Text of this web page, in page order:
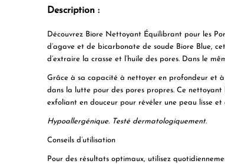
Description :
Découvrez Biore Nettoyant Équilibrant pour les
d’agave et de bicarbonate de soude Biore Blue,
d’extraire la crasse et l’huile des pores. Dans le
Grâce à sa capacité à nettoyer en profondeur et
dans la lutte pour des pores propres. Ce
exfoliant en douceur pour révéler une peau lisse et
Hypoallergénique. Testé dermatologiquement.
Conseils d’utilisation
Pour des résultats optimaux, utilisez